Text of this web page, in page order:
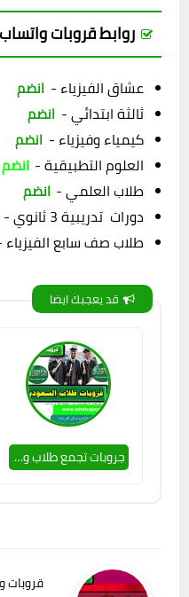
روابط قروبات واتساب
عشاق الفيزياء - انضم
ثالثة ابتدائي - انضم
كيمياء وفيزياء - انضم
العلوم التطبيقية - انضم
طلاب العلمي - انضم
دورات تدريبية 3 ثانوي -
طلاب صف سابع الفيزياء
قد يعجبك ايضا
جروبات تجمع طلاب وطالبات السعودية
قروبات